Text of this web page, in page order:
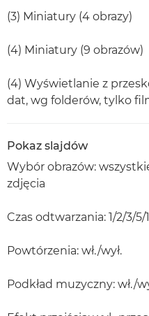
(3) Miniatury (4 obrazy)
(4) Miniatury (9 obrazów)
(4) Wyświetlanie z
dat, wg folderów, tylko
Pokaz slajdów
Wybór obrazów:
zdjęcia
Czas odtwarzania: 1/2/3/5/
Powtórzenia: wł./wył.
Podkład muzyczny: wł./